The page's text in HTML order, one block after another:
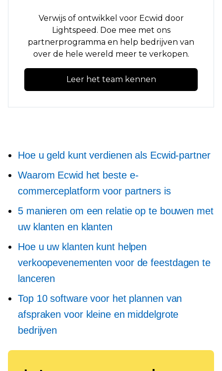
Verwijs of ontwikkel voor Ecwid door
Lightspeed. Doe mee met ons
partnerprogramma en help bedrijven van
over de hele wereld meer te verkopen.
Leer het team kennen
Hoe u geld kunt verdienen als Ecwid-partner
Waarom Ecwid het beste e-
commerceplatform voor partners is
5 manieren om een ​​relatie op te bouwen met
uw klanten en klanten
Hoe u uw klanten kunt helpen
verkoopevenementen voor de feestdagen te
lanceren
Top 10 software voor het plannen van
afspraken voor kleine en middelgrote
bedrijven